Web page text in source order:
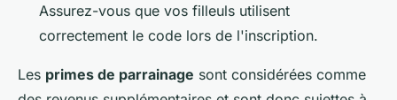
Assurez-vous que vos filleuls utilisent
correctement le code lors de l'inscription.
Les primes de parrainage sont considérées comme